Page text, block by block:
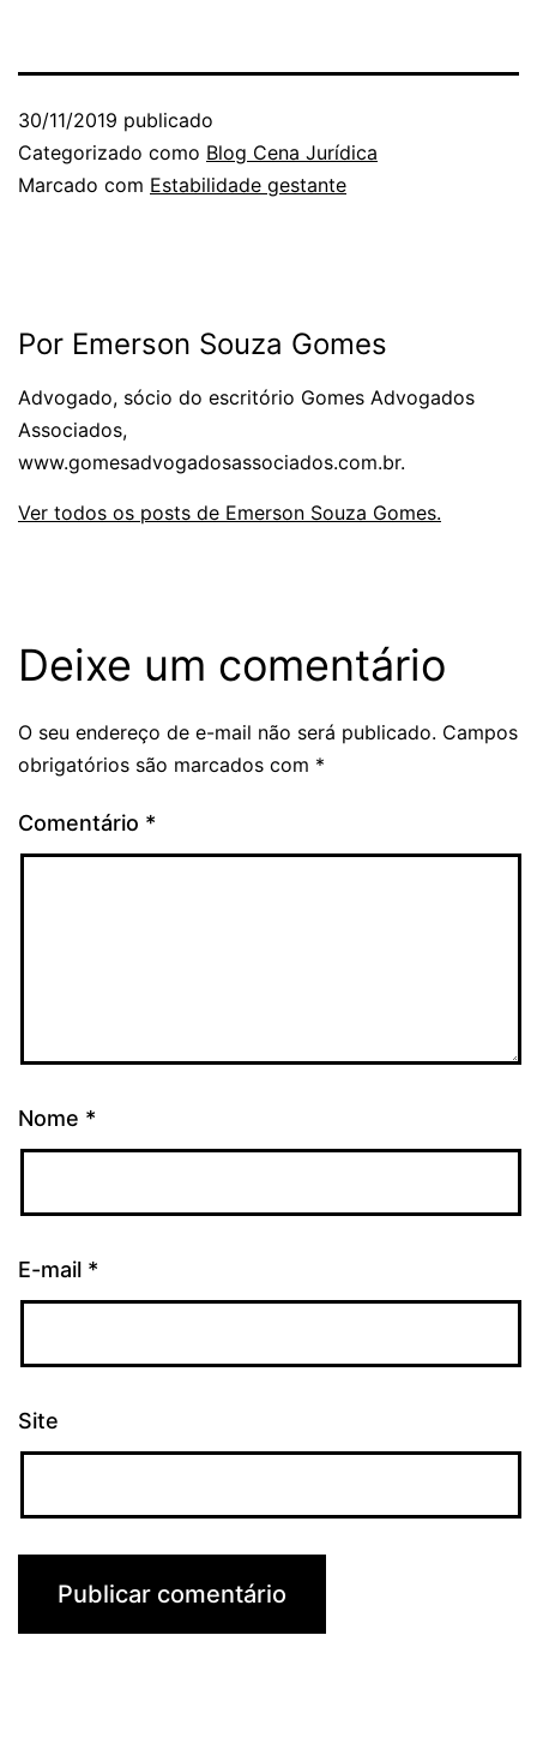
30/11/2019 publicado
Categorizado como Blog Cena Jurídica
Marcado com Estabilidade gestante
Por Emerson Souza Gomes
Advogado, sócio do escritório Gomes Advogados
Associados,
www.gomesadvogadosassociados.com.br.
Ver todos os posts de Emerson Souza Gomes.
Deixe um comentário
O seu endereço de e-mail não será publicado. Campos
obrigatórios são marcados com *
Comentário *
Nome *
E-mail *
Site